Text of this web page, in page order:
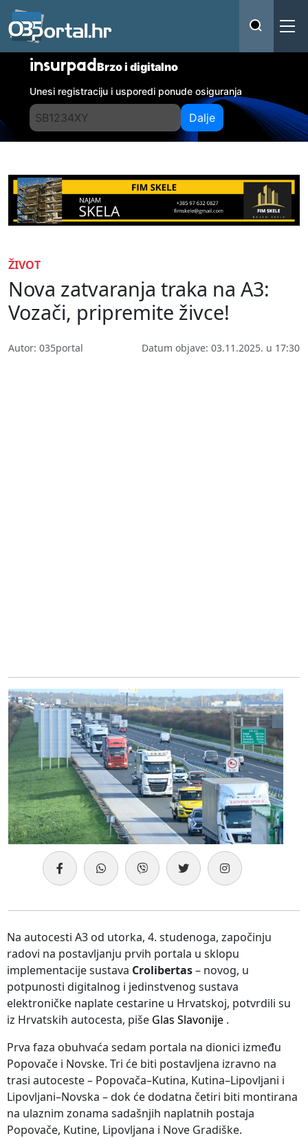
insurpadBrzo i digitalno
Unesi registraciju i usporedi ponude osiguranja
Dalje
ŽIVOT
Nova zatvaranja traka na A3:
Vozači, pripremite živce!
Autor: 035portal Datum objave: 03.11.2025. u 17:30
Na autocesti A3 od utorka, 4. studenoga, započinju
radovi na postavljanju prvih portala u sklopu
implementacije sustava Crolibertas– novog, u
potpunosti digitalnog i jedinstvenog sustava
elektroničke naplate cestarine u Hrvatskoj, potvrdili su
iz Hrvatskih autocesta, piše Glas Slavonije .
Prva faza obuhvaća sedam portala na dionici između
Popovače i Novske. Tri će biti postavljena izravno na
trasi autoceste – Popovača–Kutina, Kutina–Lipovljani i
Lipovljani–Novska – dok će dodatna četiri biti montirana
na ulaznim zonama sadašnjih naplatnih postaja
Popovače, Kutine, Lipovljana i Nove Gradiške.